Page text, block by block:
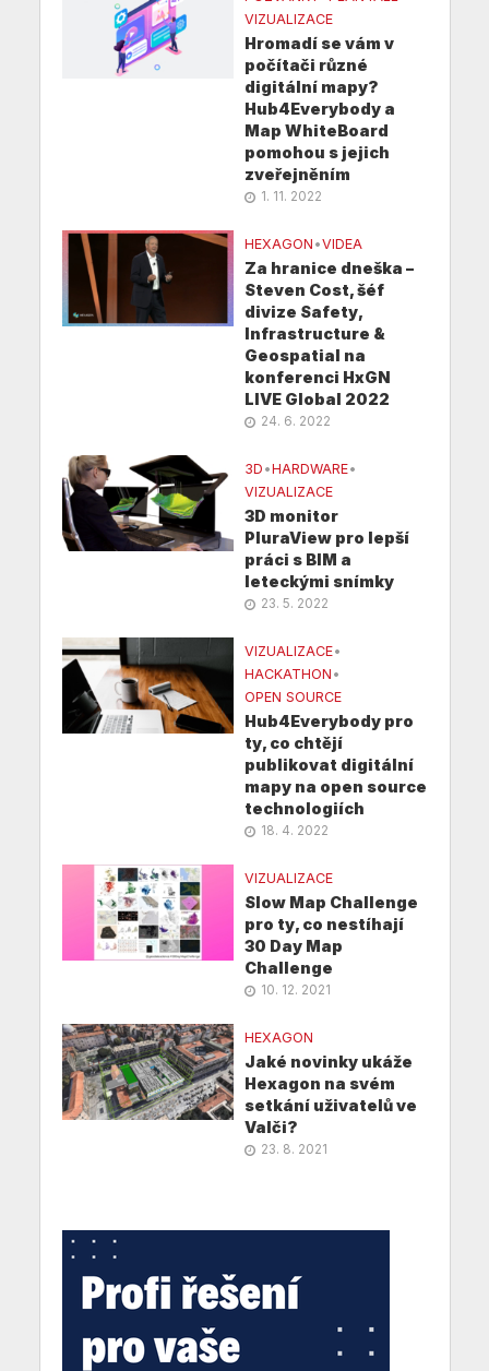
VIZUALIZACE
Hromadí se vám v
počítači různé
digitální mapy?
Hub4Everybody a
Map WhiteBoard
pomohou s jejich
zveřejněním
1. 11. 2022
HEXAGON •VIDEA
Za hranice dneška –
Steven Cost, šéf
divize Safety,
Infrastructure &
Geospatial na
konferenci HxGN
LIVE Global 2022
24. 6. 2022
3D •HARDWARE•
VIZUALIZACE
3D monitor
PluraView pro lepší
práci s BIM a
leteckými snímky
23. 5. 2022
VIZUALIZACE•
HACKATHON •
OPEN SOURCE
Hub4Everybody pro
ty, co chtějí
publikovat digitální
mapy na open source
technologiích
18. 4. 2022
VIZUALIZACE
Slow Map Challenge
pro ty, co nestíhají
30 Day Map
Challenge
10. 12. 2021
HEXAGON
Jaké novinky ukáže
Hexagon na svém
setkání uživatelů ve
Valči?
23. 8. 2021